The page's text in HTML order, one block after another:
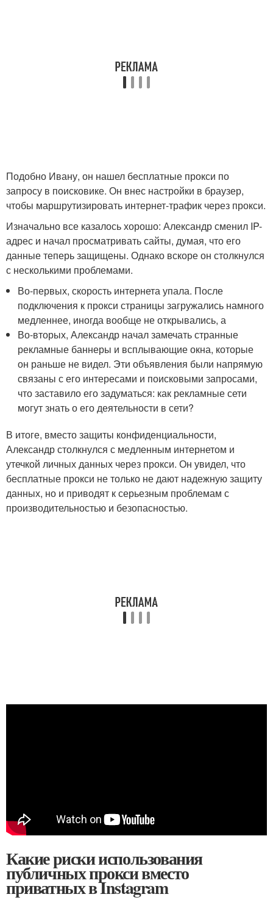
Подобно Ивану, он нашел бесплатные прокси по
запросу в поисковике. Он внес настройки в браузер,
чтобы маршрутизировать интернет-трафик через прокси.
Изначально все казалось хорошо: Александр сменил IP-
адрес и начал просматривать сайты, думая, что его
данные теперь защищены. Однако вскоре он столкнулся
с несколькими проблемами.
Во-первых, скорость интернета упала. После
подключения к прокси страницы загружались намного
медленнее, иногда вообще не открывались, а
Во-вторых, Александр начал замечать странные
рекламные баннеры и всплывающие окна, которые
он раньше не видел. Эти объявления были напрямую
связаны с его интересами и поисковыми запросами,
что заставило его задуматься: как рекламные сети
могут знать о его деятельности в сети?
В итоге, вместо защиты конфиденциальности,
Александр столкнулся с медленным интернетом и
утечкой личных данных через прокси. Он увидел, что
бесплатные прокси не только не дают надежную защиту
данных, но и приводят к серьезным проблемам с
производительностью и безопасностью.
Какие риски использования
публичных прокси вместо
приватных в Instagram